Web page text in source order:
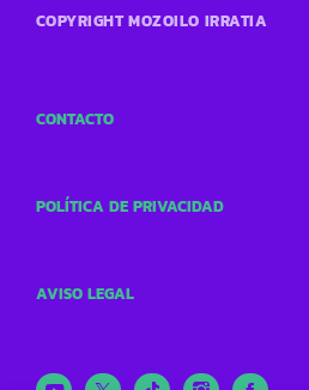
COPYRIGHT MOZOILO IRRATIA
CONTACTO
POLÍTICA DE PRIVACIDAD
AVISO LEGAL